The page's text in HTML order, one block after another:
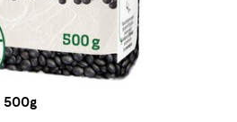
500g